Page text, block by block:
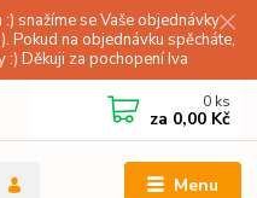
snažíme se Vaše objednávky
Pokud na objednávku spěcháte,
Děkuji za pochopení Iva
Menu
0 ks
za 0,00 Kč